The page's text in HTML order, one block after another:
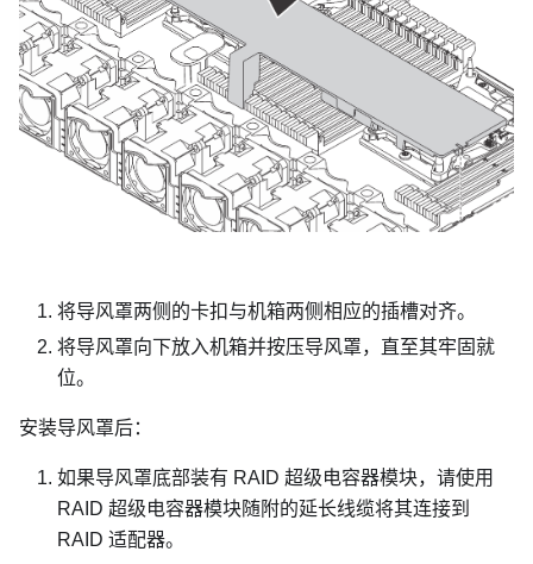
将导风罩两侧的卡扣与机箱两侧相应的插槽对齐。
将导风罩向下放入机箱并按压导风罩，直至其牢固就
位。
安装导风罩后：
如果导风罩底部装有 RAID 超级电容器模块，请使用
RAID 超级电容器模块随附的延长线缆将其连接到
RAID 适配器。